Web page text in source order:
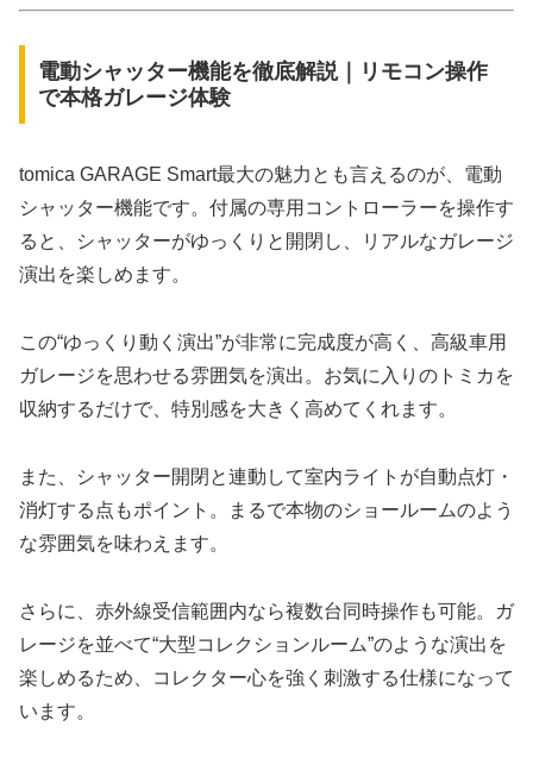
電動シャッター機能を徹底解説｜リモコン操作
で本格ガレージ体験
tomica GARAGE Smart最大の魅力とも言えるのが、電動
シャッター機能です。付属の専用コントローラーを操作す
ると、シャッターがゆっくりと開閉し、リアルなガレージ
演出を楽しめます。
この“ゆっくり動く演出”が非常に完成度が高く、高級車用
ガレージを思わせる雰囲気を演出。お気に入りのトミカを
収納するだけで、特別感を大きく高めてくれます。
また、シャッター開閉と連動して室内ライトが自動点灯・
消灯する点もポイント。まるで本物のショールームのよう
な雰囲気を味わえます。
さらに、赤外線受信範囲内なら複数台同時操作も可能。ガ
レージを並べて“大型コレクションルーム”のような演出を
楽しめるため、コレクター心を強く刺激する仕様になって
います。